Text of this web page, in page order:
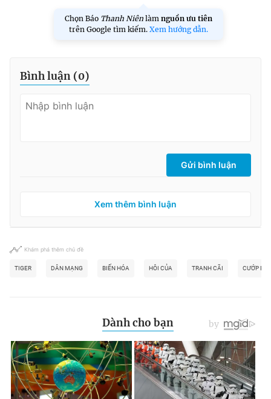
Chọn Báo Thanh Niên làm nguồn ưu tiên
trên Google tìm kiếm. Xem hướng dẫn.
Bình luận (0)
Gửi bình luận
Xem thêm bình luận
Khám phá thêm chủ đề
TIGER DÂN MẠNG BIẾN HÓA HÔI CỦA TRANH CÃI CƯỚP BIA